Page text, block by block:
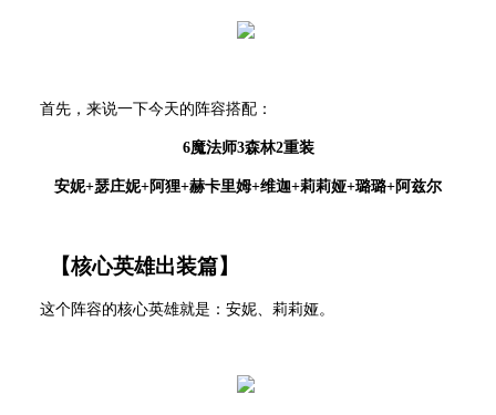
首先，来说一下今天的阵容搭配：
6魔法师3森林2重装
安妮+瑟庄妮+阿狸+赫卡里姆+维迦+莉莉娅+璐璐+阿兹尔
【核心英雄出装篇】
这个阵容的核心英雄就是：安妮、莉莉娅。